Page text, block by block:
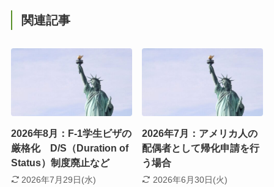
関連記事
2026年8月：F-1学生ビザの
厳格化 D/S（Duration of
Status）制度廃止など
2026年7月29日(水)
2026年7月：アメリカ人の
配偶者として帰化申請を行
う場合
2026年6月30日(火)